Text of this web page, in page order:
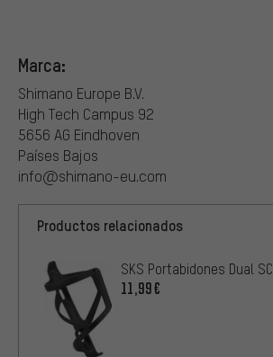
Marca:
Shimano Europe B.V.
High Tech Campus 92
5656 AG Eindhoven
Países Bajos
info@shimano-eu.com
Productos relacionados
SKS Portabidones Dual SC
11,99€